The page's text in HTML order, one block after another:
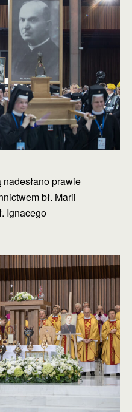
prawie
bł. Marii
Ignacego